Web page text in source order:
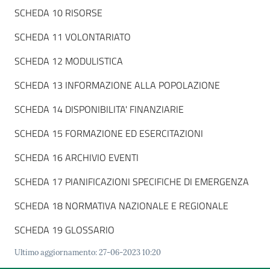
SCHEDA 10 RISORSE
SCHEDA 11 VOLONTARIATO
SCHEDA 12 MODULISTICA
SCHEDA 13 INFORMAZIONE ALLA POPOLAZIONE
SCHEDA 14 DISPONIBILITA' FINANZIARIE
SCHEDA 15 FORMAZIONE ED ESERCITAZIONI
SCHEDA 16 ARCHIVIO EVENTI
SCHEDA 17 PIANIFICAZIONI SPECIFICHE DI EMERGENZA
SCHEDA 18 NORMATIVA NAZIONALE E REGIONALE
SCHEDA 19 GLOSSARIO
Ultimo aggiornamento:27-06-2023 10:20